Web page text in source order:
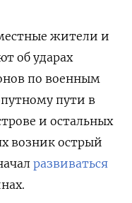
жители и
об ударах
по военным
пути в
и остальных
возник острый
развиваться